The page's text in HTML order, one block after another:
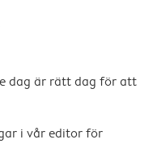
dag är rätt dag för att
i vår editor för